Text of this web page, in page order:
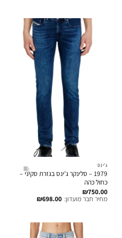
ג'ינס
1979 – סלינקר ג'ינס בגזרת סקיני –
כחול כהה
₪750.00
מחיר חבר מועדון: ₪698.00